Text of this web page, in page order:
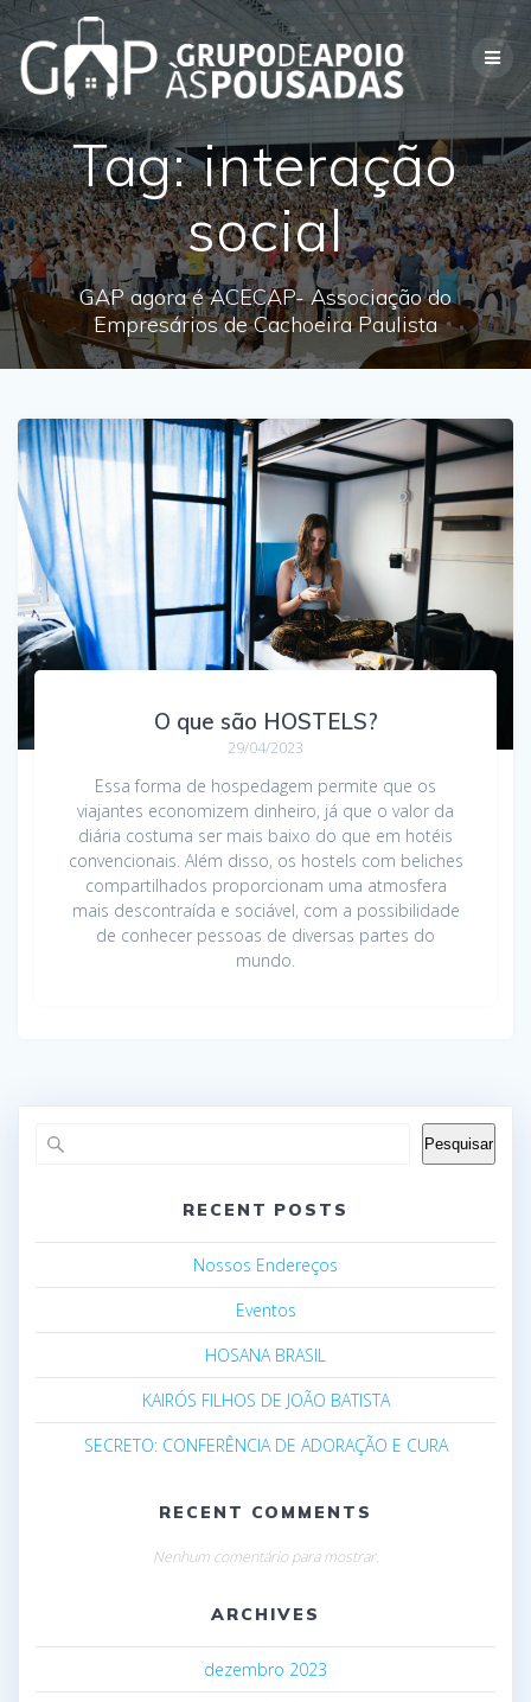
Skip
to
content
Tag:interação
social
GAP agora é ACECAP- Associação do
Empresários de Cachoeira Paulista
O que são HOSTELS?
29/04/2023
Essa forma de hospedagem permite que os
viajantes economizem dinheiro, já que o valor da
diária costuma ser mais baixo do que em hotéis
convencionais. Além disso, os hostels com beliches
compartilhados proporcionam uma atmosfera
mais descontraída e sociável, com a possibilidade
de conhecer pessoas de diversas partes do
mundo.
Pesquisar
RECENT POSTS
Nossos Endereços
Eventos
HOSANA BRASIL
KAIRÓS FILHOS DE JOÃO BATISTA
SECRETO: CONFERÊNCIA DE ADORAÇÃO E CURA
RECENT COMMENTS
Nenhum comentário para mostrar.
ARCHIVES
dezembro 2023